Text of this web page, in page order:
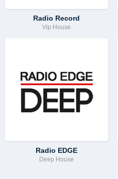
Radio Record
Vip House
Radio EDGE
Deep House